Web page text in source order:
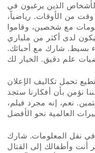
الذين يرغبون في
من الأوقات. رياضياً،
مع شخصين، وقاموا
لدى أكثر من ملياري
شارك مع أحبائك.
تحمل تكاليف الإعلان
نؤمن بأن أفكارنا ستجد
نعم، إنه مجرد فيلم،
نقل المعلومات. شارك
أنت وأطفالك إلى القتال